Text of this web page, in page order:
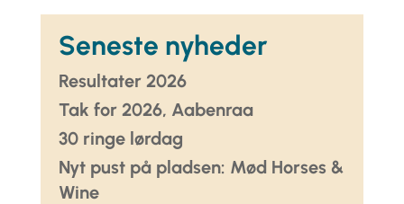
Seneste nyheder
Resultater 2026
Tak for 2026, Aabenraa
30 ringe lørdag
Nyt pust på pladsen: Mød Horses &
Wine